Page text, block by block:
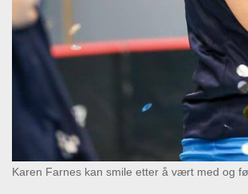
Karen Farnes kan smile etter å vært med og